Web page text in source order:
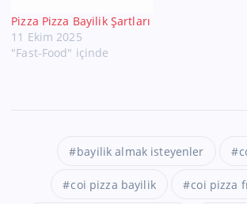
Pizza Pizza Bayilik Şartları
11 Ekim 2025
"Fast-Food" içinde
bayilik almak isteyenler
coi pizza bayilik coi pizza